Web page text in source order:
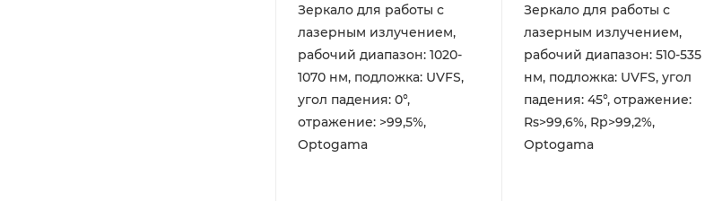
Зеркало для работы с
лазерным излучением,
рабочий диапазон: 1020-
1070 нм, подложка: UVFS,
угол падения: 0°,
отражение: >99,5%,
Optogama
Зеркало для работы с
лазерным излучением,
рабочий диапазон: 510-535
нм, подложка: UVFS, угол
падения: 45°, отражение:
Rs>99,6%, Rp>99,2%,
Optogama